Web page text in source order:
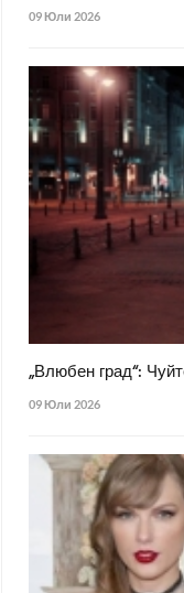
09 Юли 2026
„Влюбен град“:
09 Юли 2026